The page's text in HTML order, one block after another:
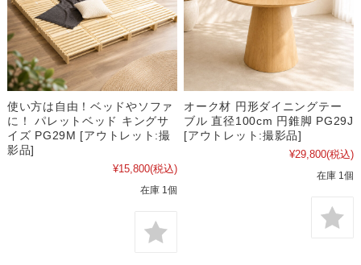
使い方は自由！ベッドやソファ
に！ パレットベッド キングサ
イズ PG29M [アウトレット:撮
影品]
¥15,800(税込)
在庫 1個
オーク材 円形ダイニングテー
ブル 直径100cm 円錐脚 PG29J
[アウトレット:撮影品]
¥29,800(税込)
在庫 1個